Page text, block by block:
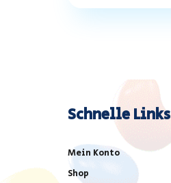
Schnelle Links
Mein Konto
Shop